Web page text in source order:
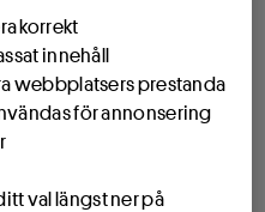
korrekt
innehåll
webbplatsers prestanda
för annonsering
val längst ner på